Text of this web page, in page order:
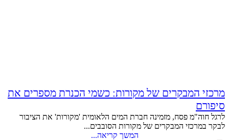
מרכזי המבקרים של מקורות: כשמי הכנרת מספרים את
סיפורם
לרגל חוה"מ פסח, מזמינה חברת המים הלאומית 'מקורות' את הציבור
לבקר במרכזי המבקרים של מקורות הסובבים...
המשך קריאה...